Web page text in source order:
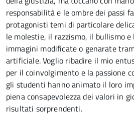
responsabilità e le ombre dei passi
protagonisti temi di particolare
le molestie, il razzismo, il bullismo
immagini modificate o genarate
artificiale. Voglio ribadire il mio
per il coinvolgimento e la passione
gli studenti hanno animato il loro
piena consapevolezza dei valori in
risultati sorprendenti.